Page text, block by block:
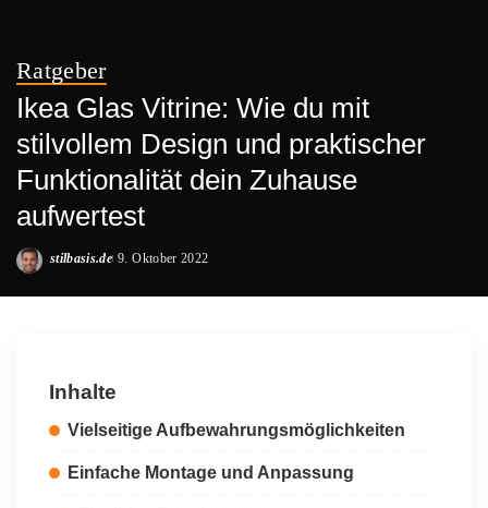
Ratgeber
Ikea Glas Vitrine: Wie du mit
stilvollem Design und praktischer
Funktionalität dein Zuhause
aufwertest
Posted
stilbasis.de 9. Oktober 2022
Inhalte
Vielseitige Aufbewahrungsmöglichkeiten
Einfache Montage und Anpassung